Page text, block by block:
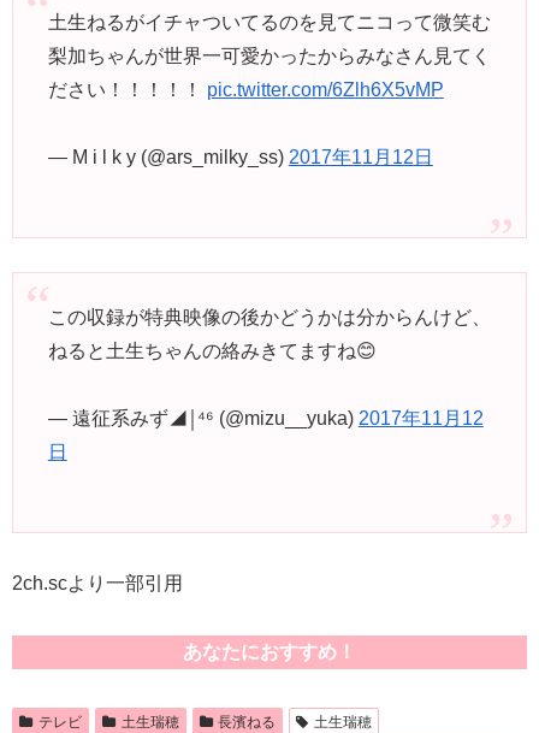
土生ねるがイチャついてるのを見てニコって微笑む
梨加ちゃんが世界一可愛かったからみなさん見てく
ださい！！！！！ pic.twitter.com/6Zlh6X5vMP
— M i l k y (@ars_milky_ss) 2017年11月12日
この収録が特典映像の後かどうかは分からんけど、
ねると土生ちゃんの絡みきてますね😊
— 遠征系みず◢￨⁴⁶ (@mizu__yuka) 2017年11月12
日
2ch.scより一部引用
あなたにおすすめ！
テレビ 土生瑞穂 長濱ねる
土生瑞穂